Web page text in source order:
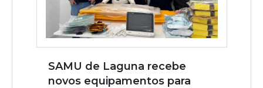
SAMU de Laguna recebe
novos equipamentos para